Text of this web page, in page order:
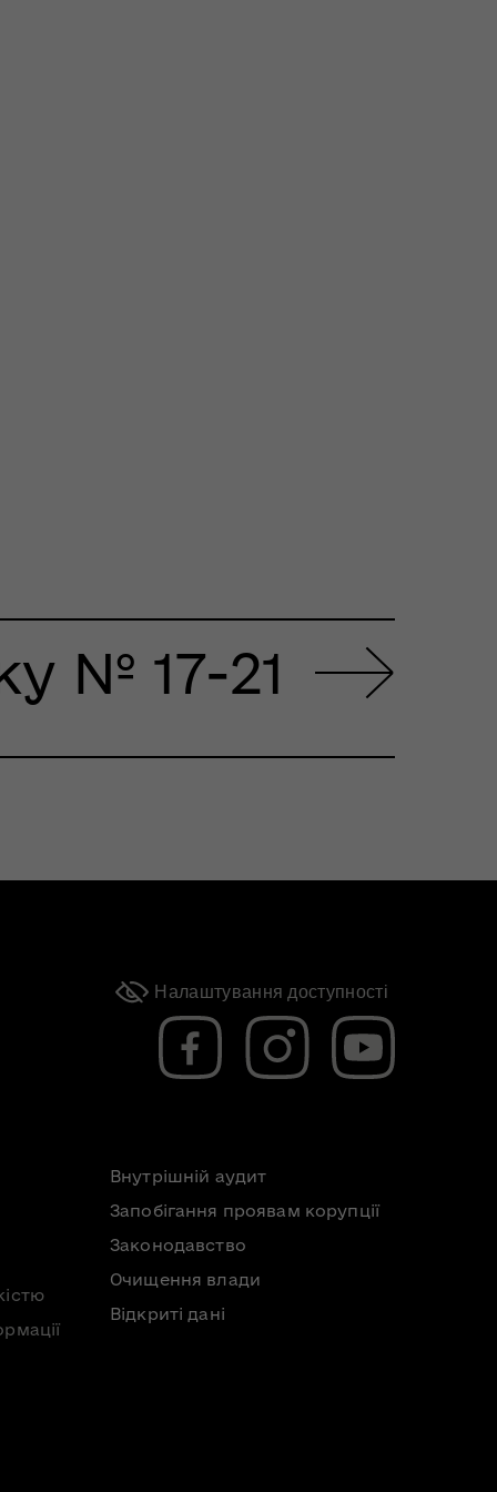
№ 17-21
Налаштування доступності
Внутрішній аудит
Запобігання проявам корупції
Законодавство
Очищення влади
Відкриті дані